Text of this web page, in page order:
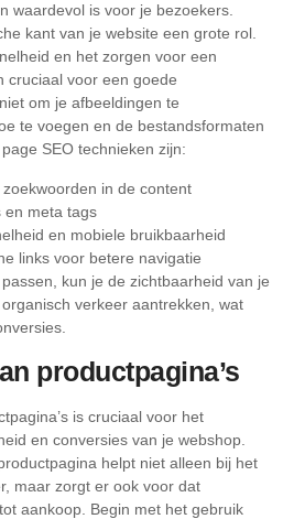
waardevol is voor je bezoekers.
kant van je website een grote rol.
en het zorgen voor een
cruciaal voor een goede
om je afbeeldingen te
te voegen en de bestandsformaten
SEO technieken zijn:
in de content
en meta tags
en mobiele bruikbaarheid
links voor betere navigatie
kun je de zichtbaarheid van je
verkeer aantrekken, wat
productpagina’s
is cruciaal voor het
en conversies van je webshop.
helpt niet alleen bij het
maar zorgt er ook voor dat
aankoop. Begin met het gebruik